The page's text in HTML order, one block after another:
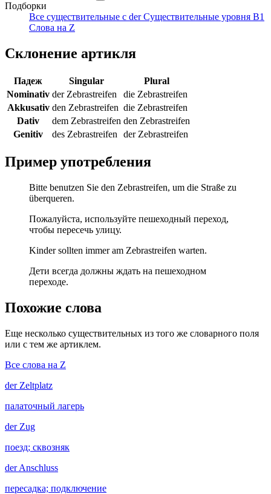
Подборки
Все существительные с derСуществительные уровня B1
Слова на Z
Склонение артикля
Падеж Singular
Plural
Nominativ der Zebrastreifen
die Zebrastreifen
Akkusativ den Zebrastreifen die Zebrastreifen
Dativ
dem Zebrastreifen den Zebrastreifen
Genitiv
des Zebrastreifen der Zebrastreifen
Пример употребления
Bitte benutzen Sie den Zebrastreifen, um die Straße zu
überqueren.
Пожалуйста, используйте пешеходный переход,
чтобы пересечь улицу.
Kinder sollten immer am Zebrastreifen warten.
Дети всегда должны ждать на пешеходном
переходе.
Похожие слова
Еще несколько существительных из того же словарного поля
или с тем же артиклем.
Все слова на Z
derZeltplatz
палаточный лагерь
derZug
поезд; сквозняк
derAnschluss
пересадка; подключение